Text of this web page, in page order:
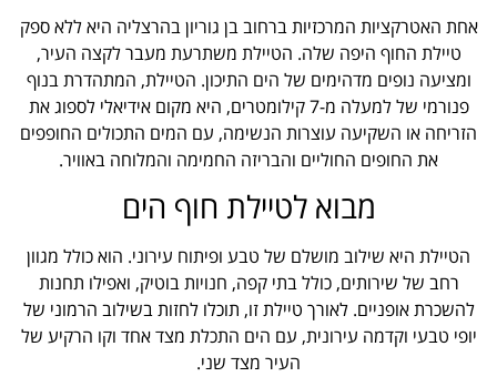
אחת האטרקציות המרכזיות ברחוב בן גוריון בהרצליה היא ללא ספק
טיילת החוף היפה שלה. הטיילת משתרעת מעבר לקצה העיר,
ומציעה נופים מדהימים של הים התיכון. הטיילת, המתהדרת בנוף
פנורמי של למעלה מ-7 קילומטרים, היא מקום אידיאלי לספוג את
הזריחה או השקיעה עוצרות הנשימה, עם המים התכולים החופפים
את החופים החוליים והבריזה החמימה והמלוחה באוויר.
מבוא לטיילת חוף הים
הטיילת היא שילוב מושלם של טבע ופיתוח עירוני. הוא כולל מגוון
רחב של שירותים, כולל בתי קפה, חנויות בוטיק, ואפילו תחנות
להשכרת אופניים. לאורך טיילת זו, תוכלו לחזות בשילוב הרמוני של
יופי טבעי וקדמה עירונית, עם הים התכלת מצד אחד וקו הרקיע של
העיר מצד שני.